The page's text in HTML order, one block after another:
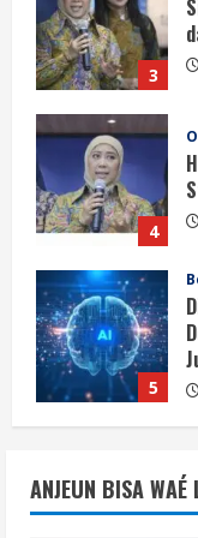
4
5
1
ANJEUN BISA WAÉ